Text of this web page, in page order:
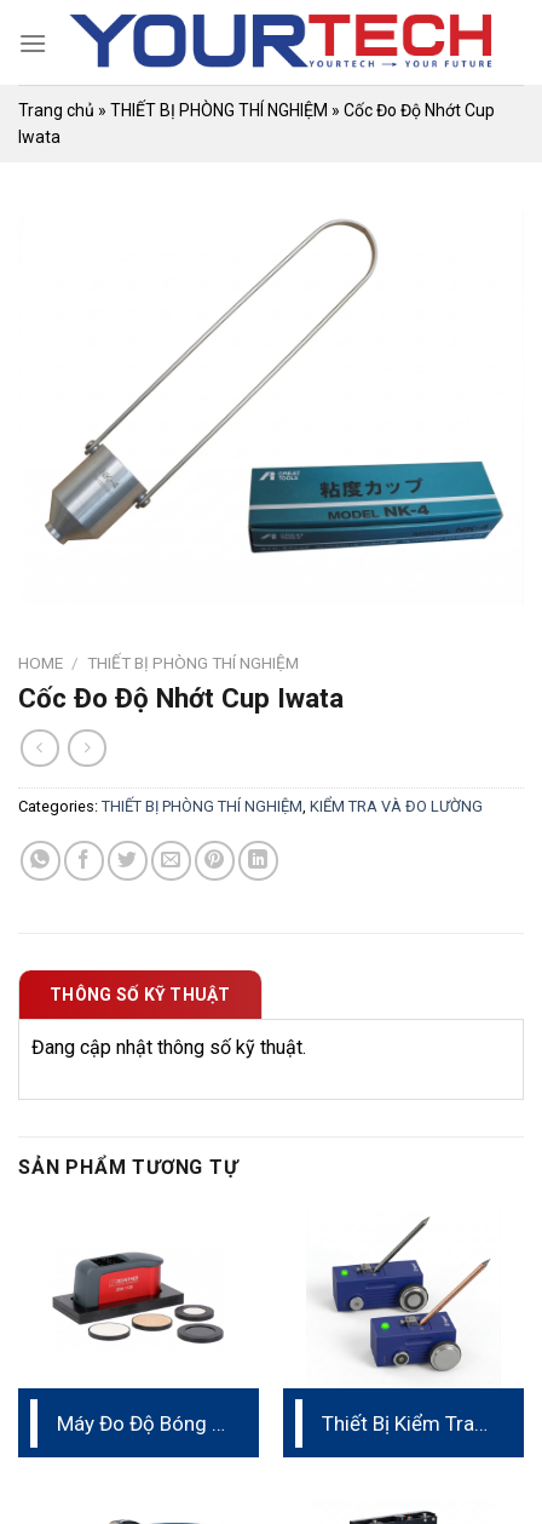
Trang chủ » THIẾT BỊ PHÒNG THÍ NGHIỆM » Cốc Đo Độ Nhớt Cup
Iwata
HOME / THIẾT BỊ PHÒNG THÍ NGHIỆM
Cốc Đo Độ Nhớt Cup Iwata
Categories: THIẾT BỊ PHÒNG THÍ NGHIỆM KIỂM TRA VÀ ĐO LƯỜNG
THÔNG SỐ KỸ THUẬT
Đang cập nhật thông số kỹ thuật.
SẢN PHẨM TƯƠNG TỰ
Máy Đo Độ Bóng 3
Thiết Bị Kiểm Tra